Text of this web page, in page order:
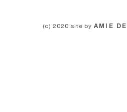
(c) 2020 site byAMIE